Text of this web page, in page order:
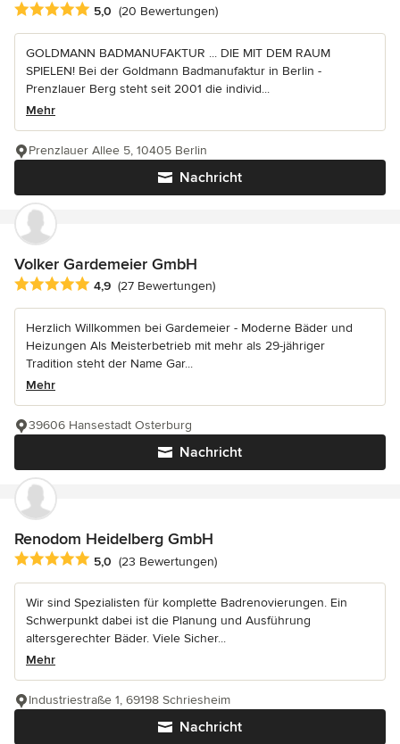
Durchschnittliche Bewertung: 5 von 5 Sternen
5,0 (20 Bewertungen)
GOLDMANN BADMANUFAKTUR ... DIE MIT DEM RAUM
SPIELEN! Bei der Goldmann Badmanufaktur in Berlin -
Prenzlauer Berg steht seit 2001 die individ...
Mehr
Nachricht
Prenzlauer Allee 5, 10405 Berlin
Volker Gardemeier GmbH
Durchschnittliche Bewertung: 4.9 von 5 Sternen
4,9 (27 Bewertungen)
Herzlich Willkommen bei Gardemeier - Moderne Bäder und
Heizungen Als Meisterbetrieb mit mehr als 29-jähriger
Tradition steht der Name Gar...
Mehr
Nachricht
39606 Hansestadt Osterburg
Renodom Heidelberg GmbH
Durchschnittliche Bewertung: 5 von 5 Sternen
5,0 (23 Bewertungen)
Wir sind Spezialisten für komplette Badrenovierungen. Ein
Schwerpunkt dabei ist die Planung und Ausführung
altersgerechter Bäder. Viele Sicher...
Mehr
Nachricht
Industriestraße 1, 69198 Schriesheim